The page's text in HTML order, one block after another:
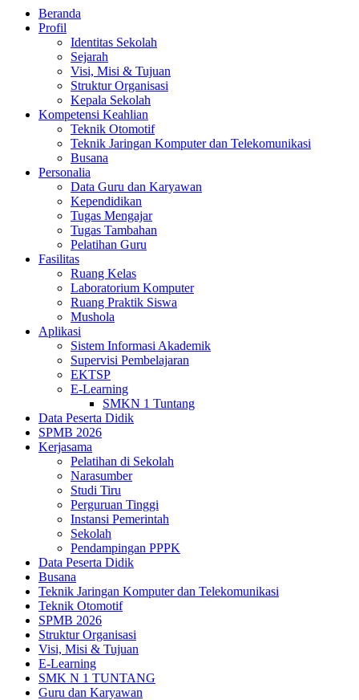
Beranda
Profil
Identitas Sekolah
Sejarah
Visi, Misi & Tujuan
Struktur Organisasi
Kepala Sekolah
Kompetensi Keahlian
Teknik Otomotif
Teknik Jaringan Komputer dan Telekomunikasi
Busana
Personalia
Data Guru dan Karyawan
Kependidikan
Tugas Mengajar
Tugas Tambahan
Pelatihan Guru
Fasilitas
Ruang Kelas
Laboratorium Komputer
Ruang Praktik Siswa
Mushola
Aplikasi
Sistem Informasi Akademik
Supervisi Pembelajaran
EKTSP
E-Learning
SMKN 1 Tuntang
Data Peserta Didik
SPMB 2026
Kerjasama
Pelatihan di Sekolah
Narasumber
Studi Tiru
Perguruan Tinggi
Instansi Pemerintah
Sekolah
Pendampingan PPPK
Data Peserta Didik
Busana
Teknik Jaringan Komputer dan Telekomunikasi
Teknik Otomotif
SPMB 2026
Struktur Organisasi
Visi, Misi & Tujuan
E-Learning
SMK N 1 TUNTANG
Guru dan Karyawan